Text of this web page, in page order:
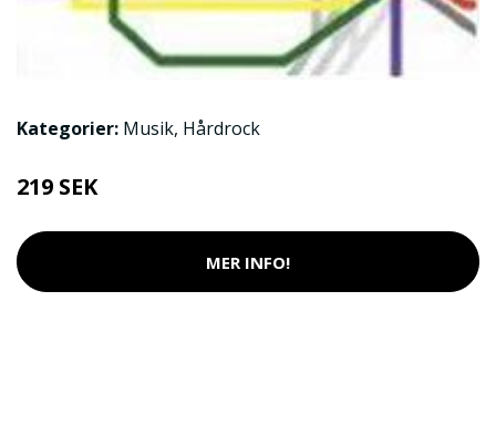
Kategorier: Musik, Hårdrock
219 SEK
MER INFO!